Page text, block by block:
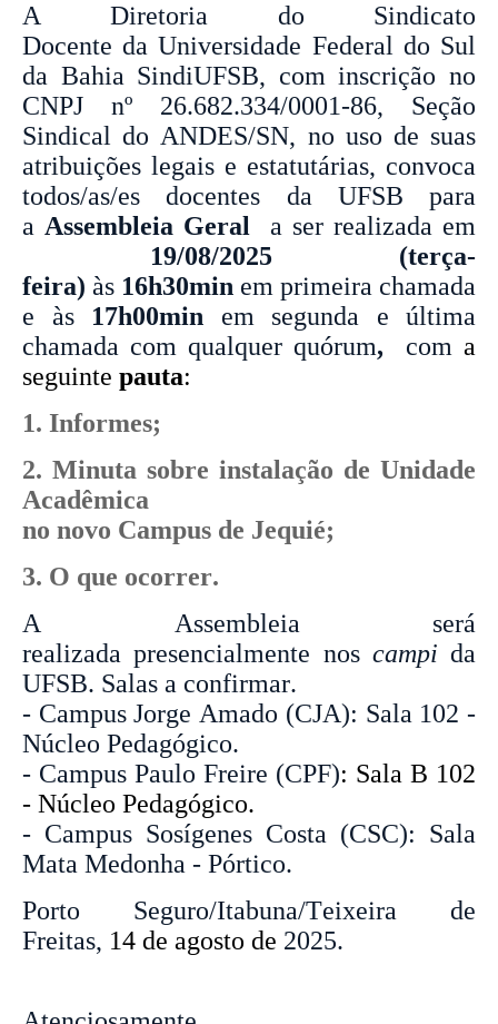
A Diretoria do Sindicato
Docente da Universidade Federal do Sul
da Bahia SindiUFSB, com inscrição no
CNPJ nº 26.682.334/0001-86, Seção
Sindical do ANDES/SN, no uso de suas
atribuições legais e estatutárias, convoca
todos/as/es docentes da UFSB para
a Assembleia Geral
a ser realizada em
19/08/2025 (terça-
feira) às 16h30min em primeira chamada
e às 17h00min em segunda e última
chamada com qualquer quórum, com a
seguinte pauta:
1. Informes;
2. Minuta sobre instalação de Unidade
Acadêmica
no novo Campus de Jequié;
3. O que ocorrer.
A Assembleia será
realizada presencialmente nos campi da
UFSB. Salas a confirmar.
- Campus Jorge Amado (CJA): Sala 102 -
Núcleo Pedagógico.
- Campus Paulo Freire (CPF): Sala B 102
- Núcleo Pedagógico.
- Campus Sosígenes Costa (CSC): Sala
Mata Medonha - Pórtico.
Porto Seguro/Itabuna/Teixeira de
Freitas, 14 de agosto de 2025.